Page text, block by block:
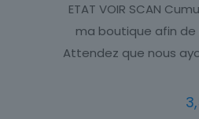
ETAT VOIR SCAN
ma boutique afin de
Attendez que nous